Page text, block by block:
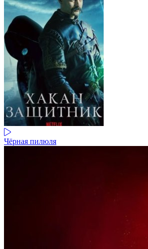
Чёрная пилюля